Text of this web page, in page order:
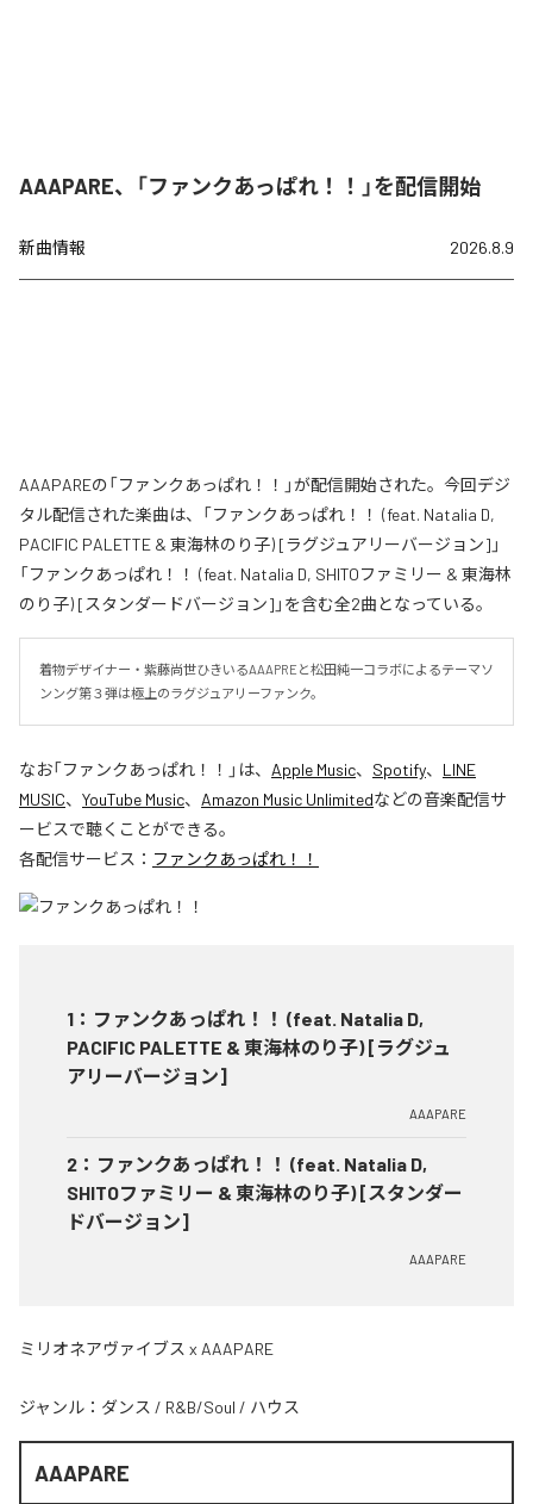
AAAPARE、「ファンクあっぱれ！！」を配信開始
新曲情報 2026.8.9
AAAPAREの「ファンクあっぱれ！！」が配信開始された。今回デジ
タル配信された楽曲は、「ファンクあっぱれ！！ (feat. Natalia D,
PACIFIC PALETTE & 東海林のり子) [ラグジュアリーバージョン]」
「ファンクあっぱれ！！ (feat. Natalia D, SHITOファミリー & 東海林
のり子) [スタンダードバージョン]」を含む全2曲となっている。
着物デザイナー・紫藤尚世ひきいるAAAPREと松田純一コラボによるテーマソ
ンング第３弾は極上のラグジュアリーファンク。
なお「ファンクあっぱれ！！ 」は、 Apple Music、 Spotify、 LINE
MUSIC、 YouTube Music、 Amazon Music Unlimitedなどの音楽配信サ
ービスで聴くことができる。
各配信サービス： ファンクあっぱれ！！
1 ： ファンクあっぱれ！！ (feat. Natalia D,
PACIFIC PALETTE & 東海林のり子) [ラグジュ
アリーバージョン]
AAAPARE
2 ： ファンクあっぱれ！！ (feat. Natalia D,
SHITOファミリー & 東海林のり子) [スタンダー
ドバージョン]
AAAPARE
ミリオネアヴァイブス x AAAPARE
ジャンル： ダンス / R&B/Soul / ハウス
AAAPARE